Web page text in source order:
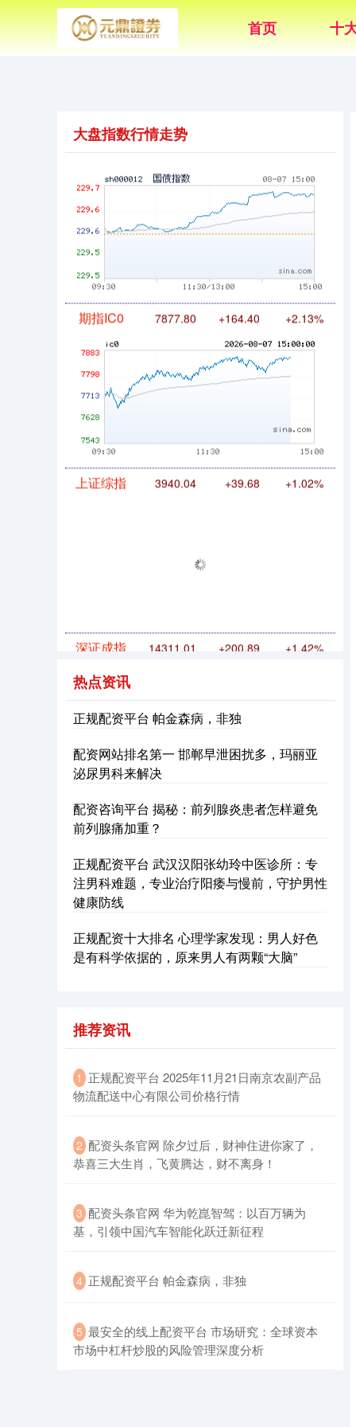
首页 十
大盘指数行情走势
基金指数 7242.10 +12.30 +0.17%
国债指数 229.69 +0.10 +0.04%
期指IC0 7877.80 +164.40 +2.13%
深证成指
创业板指 3563.12 +47.56
基金指数 7242.10 +12.30 +0.17%
热点资讯
正规配资平台 帕金森病，非独
配资网站排名第一 邯郸早泄困扰多，玛丽亚
泌尿男科来解决
配资咨询平台 揭秘：前列腺炎患者怎样避免
前列腺痛加重？
正规配资平台 武汉汉阳张幼玲中医诊所：专
注男科难题，专业治疗阳痿与慢前，守护男性
健康防线
正规配资十大排名 心理学家发现：男人好色
是有科学依据的，原来男人有两颗“大脑”
推荐资讯
1 ​正规配资平台 2025年11月21日南京农副产品
物流配送中心有限公司价格行情
2 ​配资头条官网 除夕过后，财神住进你家了，
恭喜三大生肖，飞黄腾达，财不离身！
3 ​配资头条官网 华为乾崑智驾：以百万辆为
基，引领中国汽车智能化跃迁新征程
4 ​正规配资平台 帕金森病，非独
5 ​最安全的线上配资平台 市场研究：全球资本
市场中杠杆炒股的风险管理深度分析